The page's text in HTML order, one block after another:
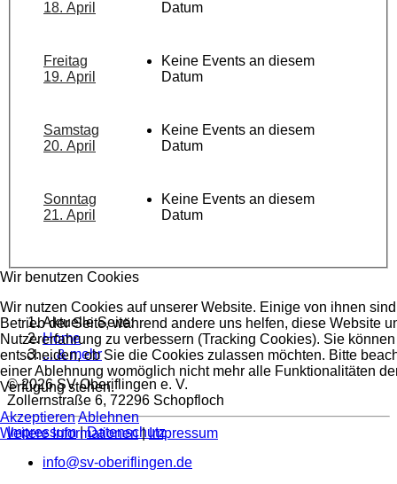
18. April Datum
Freitag
19. April
Keine Events an diesem
Datum
Samstag
20. April
Keine Events an diesem
Datum
Sonntag
21. April
Keine Events an diesem
Datum
Aktuelle Seite:
Home
... & mehr
© 2026 SV Oberiflingen e. V.
Zollernstraße 6, 72296 Schopfloch
Impressum|Datenschutz
info@sv-oberiflingen.de
Wir benutzen Cookies
Wir nutzen Cookies auf unserer Website. Einige von ihnen
Betrieb der Seite, während andere uns helfen, diese Website
Nutzererfahrung zu verbessern (Tracking Cookies). Sie
entscheiden, ob Sie die Cookies zulassen möchten. Bitte
einer Ablehnung womöglich nicht mehr alle Funktionalitäten
Verfügung stehen.
AkzeptierenAblehnen
Weitere Informationen|Impressum